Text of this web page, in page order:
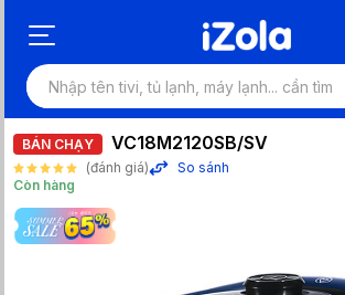
BÁN CHẠY VC18M2120SB/SV
(đánh giá)
So sánh
Còn hàng